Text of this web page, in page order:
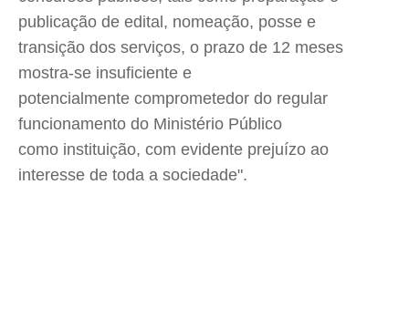
publicação de edital, nomeação, posse e
transição dos serviços, o prazo de 12 meses
mostra-se insuficiente e
potencialmente comprometedor do regular
funcionamento do Ministério Público
como instituição, com evidente prejuízo ao
interesse de toda a sociedade".